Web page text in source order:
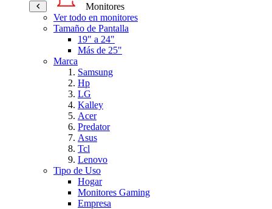
Monitores
Ver todo en monitores
Tamaño de Pantalla
19" a 24"
Más de 25"
Marca
Samsung
Hp
LG
Kalley
Acer
Predator
Asus
Tcl
Lenovo
Tipo de Uso
Hogar
Monitores Gaming
Empresa